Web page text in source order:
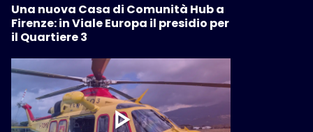
Una nuova Casa di Comunità Hub a
Firenze: in Viale Europa il presidio per
il Quartiere 3